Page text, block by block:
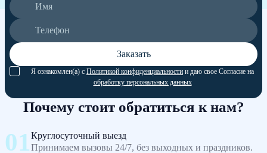
Заказать
Я ознакомлен(а) с Политикой конфиденциальности и даю свое Согласие на
обработку персональных данных
Почему стоит обратиться к нам?
Круглосуточный выезд
Принимаем вызовы 24/7, без выходных и праздников.